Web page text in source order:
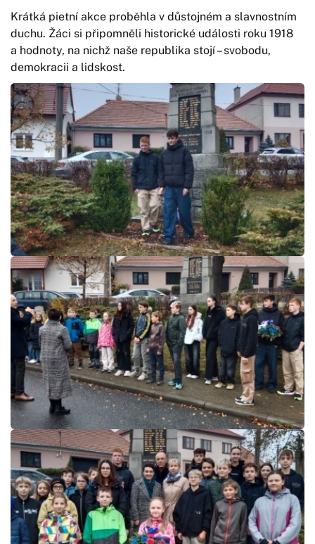
Krátká pietní akce proběhla v důstojném a slavnostním
duchu. Žáci si připomněli historické události roku 1918
a hodnoty, na nichž naše republika stojí – svobodu,
demokracii a lidskost.